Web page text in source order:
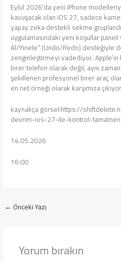
Eylül 2026’da yeni iPhone
kavuşacak olan iOS 27, sadece
yapay zeka destekli sekme
uygulamasındaki yeni koşullar
Al/Yinele” (Undo/Redo) desteğiyle
zenginleştirmeyi vadediyor.
birer telefon olarak değil, aynı
şekillenen profesyonel birer araç
en net örneği olarak karşımıza
kaynakça görsel:https://
devrim-ios-27-ile-kontrol-
14.05.2026
16:00
← Önceki Yazı
Yorum bırakın